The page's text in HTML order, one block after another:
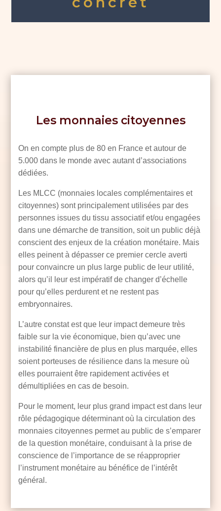
Les monnaies citoyennes
On en compte plus de 80 en France et autour de
5.000 dans le monde avec autant d’associations
dédiées.
Les MLCC (monnaies locales complémentaires et
citoyennes) sont principalement utilisées par des
personnes issues du tissu associatif et/ou engagées
dans une démarche de transition, soit un public déjà
conscient des enjeux de la création monétaire. Mais
elles peinent à dépasser ce premier cercle averti
pour convaincre un plus large public de leur utilité,
alors qu’il leur est impératif de changer d’échelle
pour qu’elles perdurent et ne restent pas
embryonnaires.
L’autre constat est que leur impact demeure très
faible sur la vie économique, bien qu’avec une
instabilité financière de plus en plus marquée, elles
soient porteuses de résilience dans la mesure où
elles pourraient être rapidement activées et
démultipliées en cas de besoin.
Pour le moment, leur plus grand impact est dans leur
rôle pédagogique déterminant où la circulation des
monnaies citoyennes permet au public de s’emparer
de la question monétaire, conduisant à la prise de
conscience de l’importance de se réapproprier
l’instrument monétaire au bénéfice de l’intérêt
général.